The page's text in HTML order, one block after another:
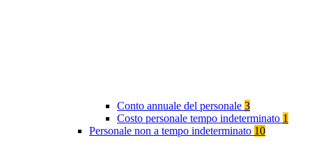
Conto annuale del personale 3
Costo personale tempo indeterminato 1
Personale non a tempo indeterminato 10